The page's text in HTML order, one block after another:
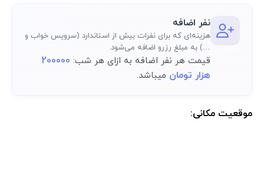
نفر اضافه
هزینه‌ای که برای نفرات بیش از استاندارد (سرویس خواب و
…) به مبلغ رزرو اضافه می‌شود.
قیمت هر نفر اضافه به ازای هر شب:
هزار تومان میباشد.
موقعیت مکانی: